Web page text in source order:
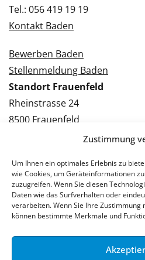
Zustimmung
Um Ihnen ein optimales Erlebnis zu
wie Cookies, um Geräteinformationen
zuzugreifen. Wenn Sie diesen
Daten wie das Surfverhalten oder
verarbeiten. Wenn Sie Ihre
können bestimmte Merkmale und
Tel.: 056 419 19 19
Kontakt Baden
Bewerben Baden
Stellenmeldung Baden
Standort Frauenfeld
Rheinstrasse 24
8500 Frauenfeld
Tel.: 052 224 09 09
Bewerben Frauenfeld
Stellenmeldung Frauenfeld
© 2026 Stellenpartner AG